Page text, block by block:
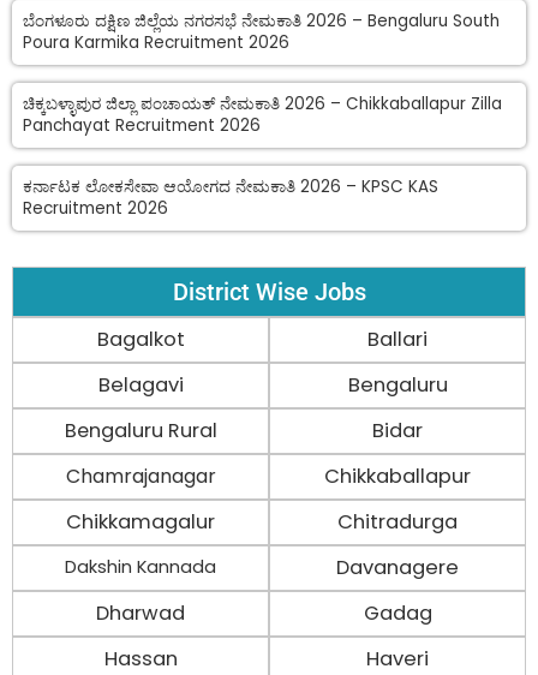
ಬೆಂಗಳೂರು ದಕ್ಷಿಣ ಜಿಲ್ಲೆಯ ನಗರಸಭೆ ನೇಮಕಾತಿ 2026 – Bengaluru South
Poura Karmika Recruitment 2026
ಚಿಕ್ಕಬಳ್ಳಾಪುರ ಜಿಲ್ಲಾ ಪಂಚಾಯತ್ ನೇಮಕಾತಿ 2026 – Chikkaballapur Zilla
Panchayat Recruitment 2026
ಕರ್ನಾಟಕ ಲೋಕಸೇವಾ ಆಯೋಗದ ನೇಮಕಾತಿ 2026 – KPSC KAS
Recruitment 2026
District Wise Jobs
Bagalkot
Ballari
Belagavi
Bengaluru
Bengaluru Rural
Bidar
Chamrajanagar
Chikkaballapur
Chikkamagalur
Chitradurga
Dakshin Kannada
Davanagere
Dharwad
Gadag
Hassan
Haveri